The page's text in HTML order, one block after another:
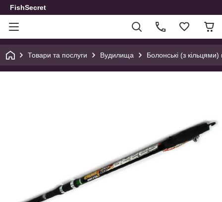
FishSecret
Товари та послуги Вудилища Болонські (з